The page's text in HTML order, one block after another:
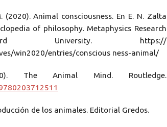
(2020). Animal consciousness. En E. N. Zalta
of philosophy. Metaphysics Research
University. https://
win2020/entries/conscious ness-animal/
The Animal Mind. Routledge.
de los animales. Editorial Gredos.